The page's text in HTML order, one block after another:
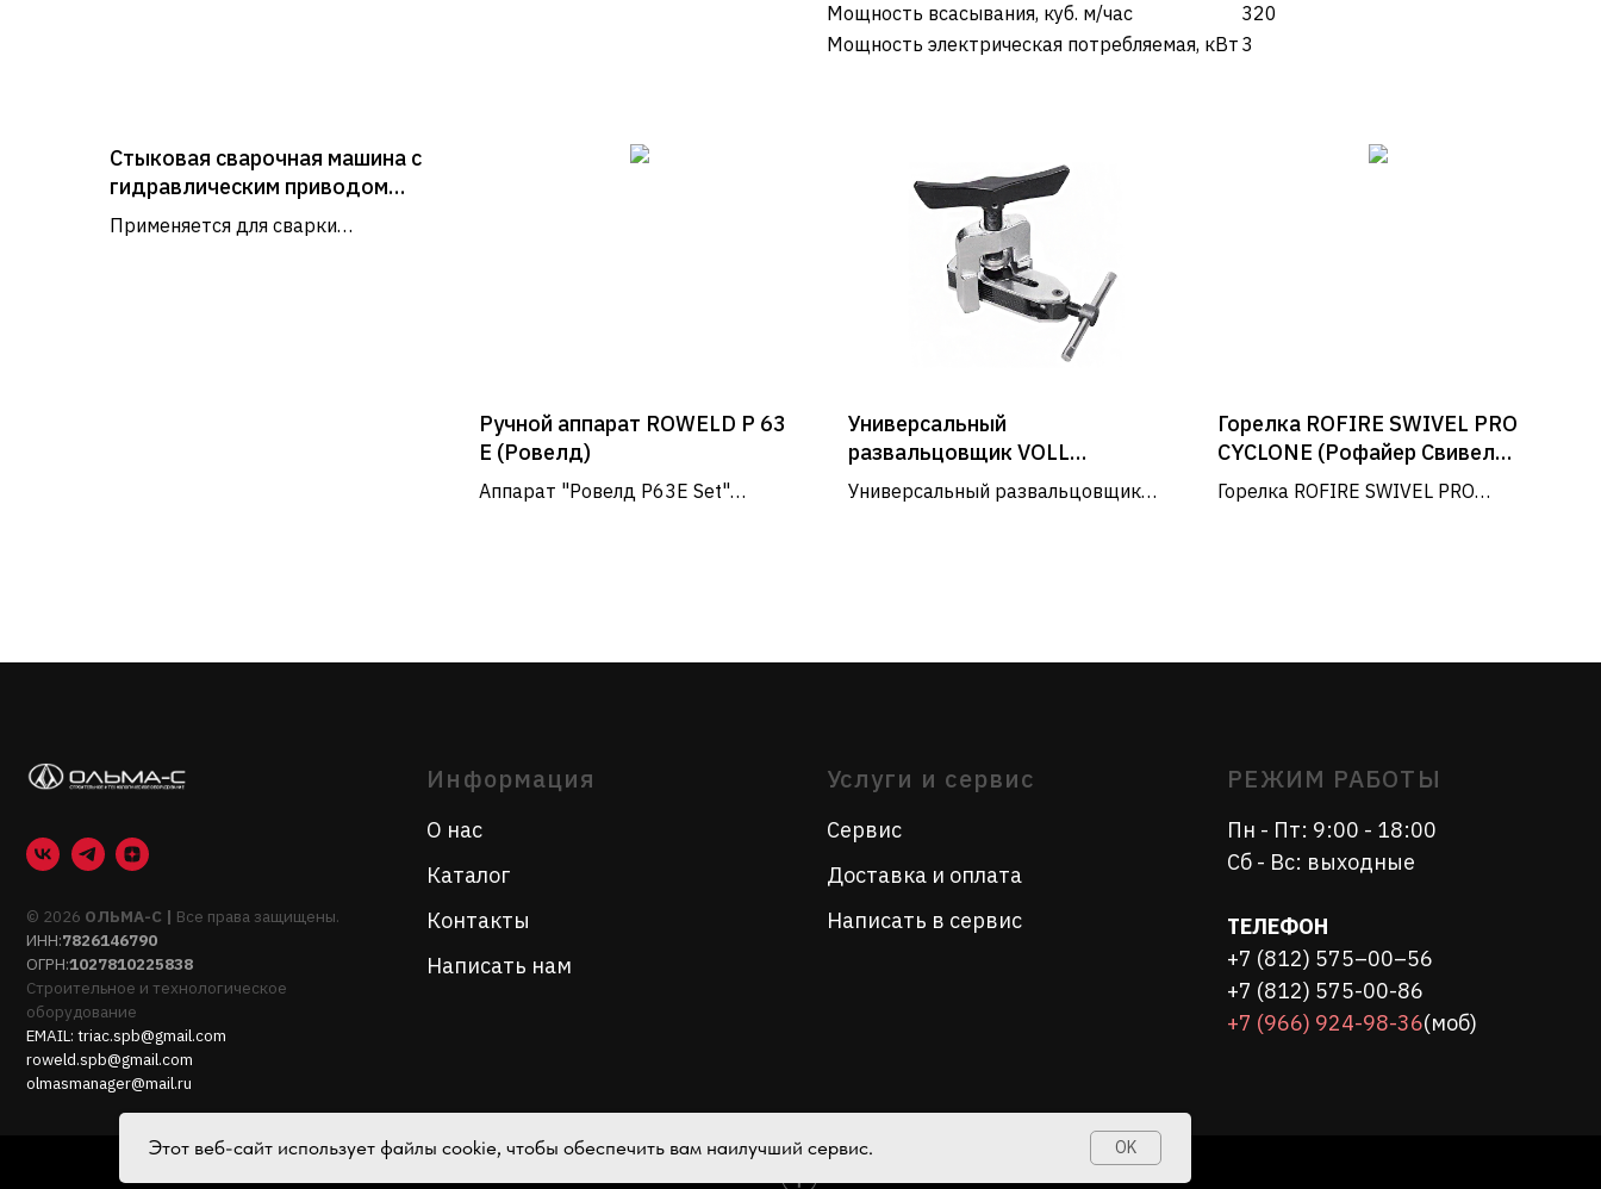
Мощность всасывания, куб. м/час
320
Мощность электрическая потребляемая, кВт 3
Стыковая сварочная машина с
гидравлическим приводом
Shengda SHD315
Применяется для сварки
Ручной аппарат ROWELD Р 63
Е (Ровелд)
Аппарат "Ровелд Р63E Set"
Универсальный
развальцовщик VOLL
3/16"-5/8" (4 -16 мм)
Универсальный развальцовщик
Горелка ROFIRE SWIVEL PRO
CYCLONE (Рофайер Свивел
Про Циклон)
Горелка ROFIRE SWIVEL PRO
Этот веб-сайт использует файлы cookie, чтобы обеспечить вам наилучший сервис. OK
© 2026ОЛЬМА-С |Все права защищены.
EMAIL: triac.spb@gmail.com
roweld.spb@gmail.com
Контакты Написать в сервис
ТЕЛЕФОН